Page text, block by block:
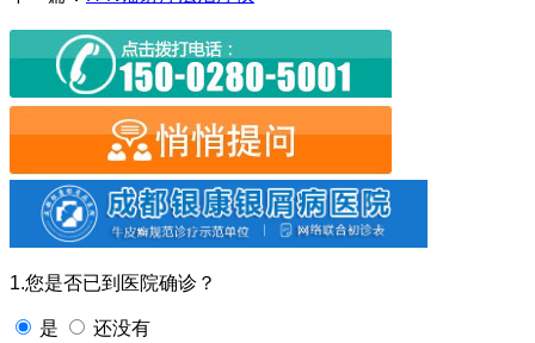
1.您是否已到医院确诊？
是 还没有